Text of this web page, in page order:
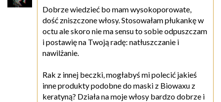
Dobrze wiedzieć bo mam wysokoporowate,
dość zniszczone włosy. Stosowałam płukankę w
octu ale skoro nie ma sensu to sobie odpuszczam
i postawię na Twoją radę: natłuszczanie i
nawilżanie.
Rak z innej beczki, mogłabyś mi polecić jakieś
inne produkty podobne do maski z Biowaxu z
keratyną? Działa na moje włosy bardzo dobrze i